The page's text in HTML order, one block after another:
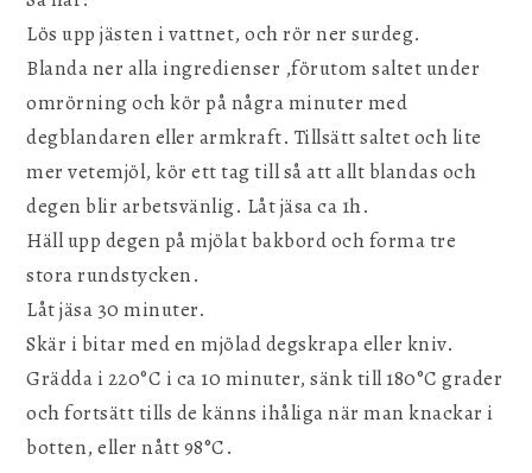
Lös upp jästen i vattnet, och rör ner surdeg.
Blanda ner alla ingredienser ,förutom saltet under
omrörning och kör på några minuter med
degblandaren eller armkraft. Tillsätt saltet och lite
mer vetemjöl, kör ett tag till så att allt blandas och
degen blir arbetsvänlig. Låt jäsa ca 1h.
Häll upp degen på mjölat bakbord och forma tre
stora rundstycken.
Låt jäsa 30 minuter.
Skär i bitar med en mjölad degskrapa eller kniv.
Grädda i 220°C i ca 10 minuter, sänk till 180°C grader
och fortsätt tills de känns ihåliga när man knackar i
botten, eller nått 98°C.